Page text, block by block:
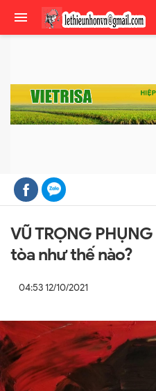
VŨ TRỌNG
tòa như thế nào?
04:53 12/10/2021